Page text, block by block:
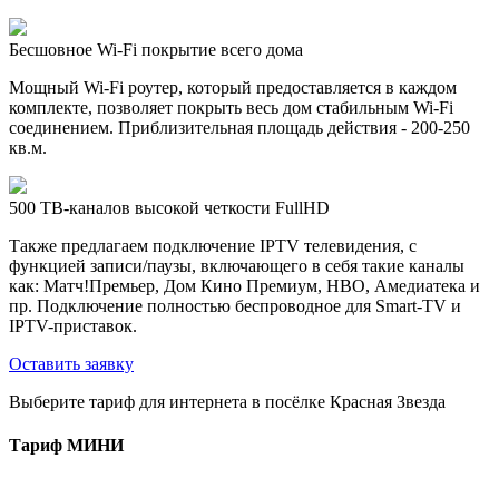
Бесшовное Wi-Fi покрытие всего дома
Мощный Wi-Fi роутер, который предоставляется в каждом
комплекте, позволяет покрыть весь дом стабильным Wi-Fi
соединением. Приблизительная площадь действия - 200-250
кв.м.
500 ТВ-каналов высокой четкости FullHD
Также предлагаем подключение IPTV телевидения, с
функцией записи/паузы, включающего в себя такие каналы
как: Матч!Премьер, Дом Кино Премиум, HBO, Амедиатека и
пр. Подключение полностью беспроводное для Smart-TV и
IPTV-приставок.
Оставить заявку
Выберите тариф для интернета в посёлке Красная Звезда
Тариф МИНИ